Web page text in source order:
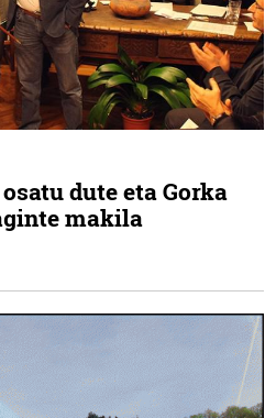
dute eta Gorka
makila